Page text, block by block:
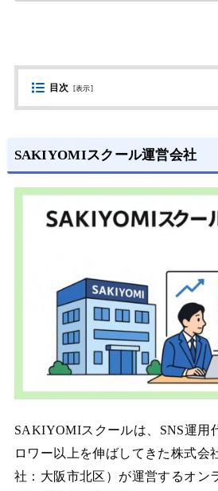
目次 [表示]
SAKIYOMIスクール運営会社
SAKIYOMIスクールは、SNS運用
ロワー以上を伸ばしてきた株式
社：大阪市北区）が運営するオン